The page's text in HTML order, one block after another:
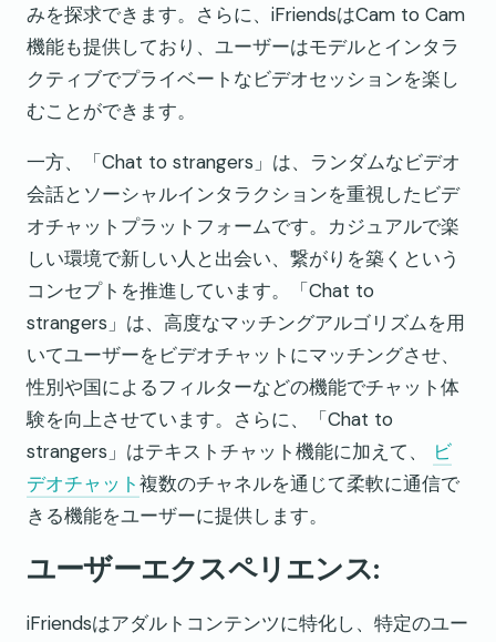
みを探求できます。さらに、iFriendsはCam to Cam
機能も提供しており、ユーザーはモデルとインタラ
クティブでプライベートなビデオセッションを楽し
むことができます。
一方、「Chat to strangers」は、ランダムなビデオ
会話とソーシャルインタラクションを重視したビデ
オチャットプラットフォームです。カジュアルで楽
しい環境で新しい人と出会い、繋がりを築くという
コンセプトを推進しています。「Chat to
strangers」は、高度なマッチングアルゴリズムを用
いてユーザーをビデオチャットにマッチングさせ、
性別や国によるフィルターなどの機能でチャット体
験を向上させています。さらに、「Chat to
strangers」はテキストチャット機能に加えて、
ビ
デオチャット複数のチャネルを通じて柔軟に通信で
きる機能をユーザーに提供します。
ユーザーエクスペリエンス:
iFriendsはアダルトコンテンツに特化し、特定のユー